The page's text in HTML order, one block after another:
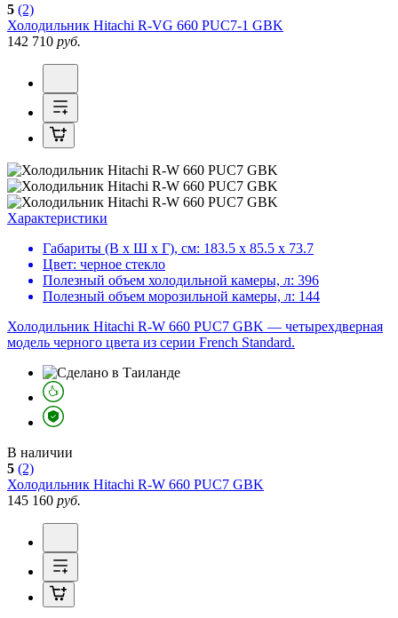
5 (2)
Холодильник Hitachi R-VG 660 PUC7-1 GBK
142 710 руб.
Характеристики
Габариты (В х Ш х Г), см: 183.5 х 85.5 х 73.7
Цвет: черное стекло
Полезный объем холодильной камеры, л: 396
Полезный объем морозильной камеры, л: 144
Холодильник Hitachi R-W 660 PUC7 GBK — четырехдверная
модель черного цвета из серии French Standard.
В наличии
5 (2)
Холодильник Hitachi R-W 660 PUC7 GBK
145 160 руб.